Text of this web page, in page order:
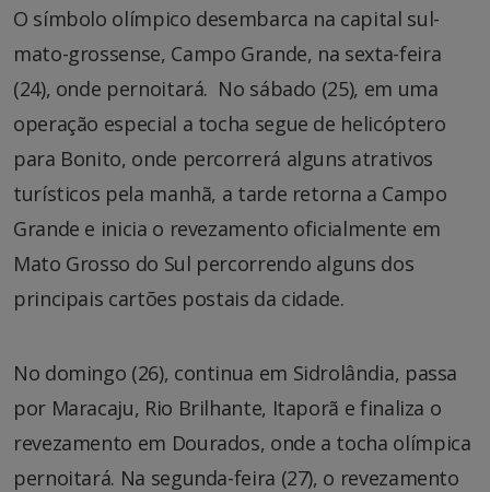
O símbolo olímpico desembarca na capital sul-
mato-grossense, Campo Grande, na sexta-feira
(24), onde pernoitará. No sábado (25), em uma
operação especial a tocha segue de helicóptero
para Bonito, onde percorrerá alguns atrativos
turísticos pela manhã, a tarde retorna a Campo
Grande e inicia o revezamento oficialmente em
Mato Grosso do Sul percorrendo alguns dos
principais cartões postais da cidade.
No domingo (26), continua em Sidrolândia, passa
por Maracaju, Rio Brilhante, Itaporã e finaliza o
revezamento em Dourados, onde a tocha olímpica
pernoitará. Na segunda-feira (27), o revezamento